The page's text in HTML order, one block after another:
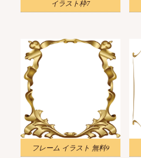
イラスト枠7
フレーム イラスト 無料9